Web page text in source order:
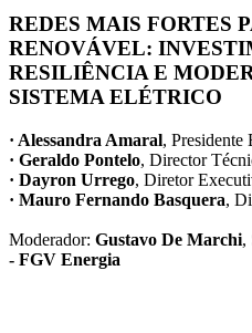
REDES MAIS FORTES
RENOVÁVEL:
RESILIÊNCIA E
SISTEMA ELÉTRICO
· Alessandra Amaral, Presidente
· Geraldo Pontelo, Director
· Dayron Urrego, Diretor
· Mauro Fernando Basquera,
Moderador: Gustavo De Marchi,
- FGV Energia